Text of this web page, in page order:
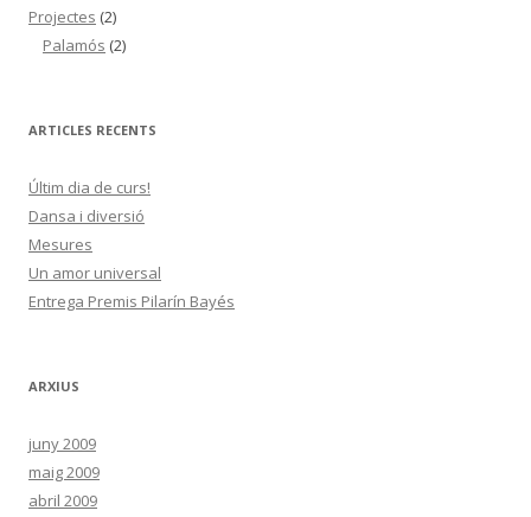
Projectes (2)
Palamós (2)
ARTICLES RECENTS
Últim dia de curs!
Dansa i diversió
Mesures
Un amor universal
Entrega Premis Pilarín Bayés
ARXIUS
juny 2009
maig 2009
abril 2009